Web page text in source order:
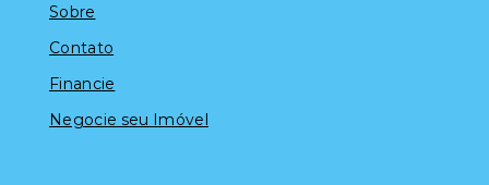
Sobre
Contato
Financie
Negocie seu Imóvel